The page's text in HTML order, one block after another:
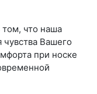
том, что наша
Вашего
при носке